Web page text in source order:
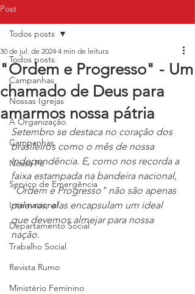
Post
Todos posts
Campanhas
Nossas Igrejas
A Organização
Campanhas
Nossa Fé
Serviço de Emergência
Internacional
Departamento Social
Trabalho Social
Revista Rumo
Ministério Feminino
Todos posts
"Ordem e Progresso" - Um
chamado de Deus para
amarmos nossa pátria
30 de jul. de 2024 4 min de leitura
Setembro se destaca no coração dos
brasileiros como o mês de nossa
Independência. E, como nos recorda a
faixa estampada na bandeira nacional,
"Ordem e Progresso" não são apenas
palavras; elas encapsulam um ideal
que devemos almejar para nossa
nação.